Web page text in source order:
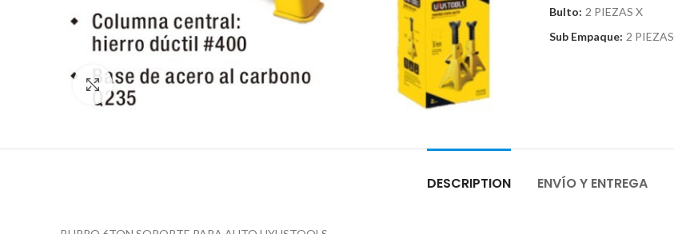
Click para agrandar
Bulto: 2 PIEZAS X
Sub Empaque: 2 PIEZAS
DESCRIPTION ENVÍO Y ENTREGA